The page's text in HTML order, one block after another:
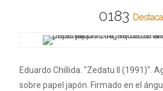
0183
Eduardo Chillida. "Zedatu II (1991)".
sobre papel japón. Firmado en el